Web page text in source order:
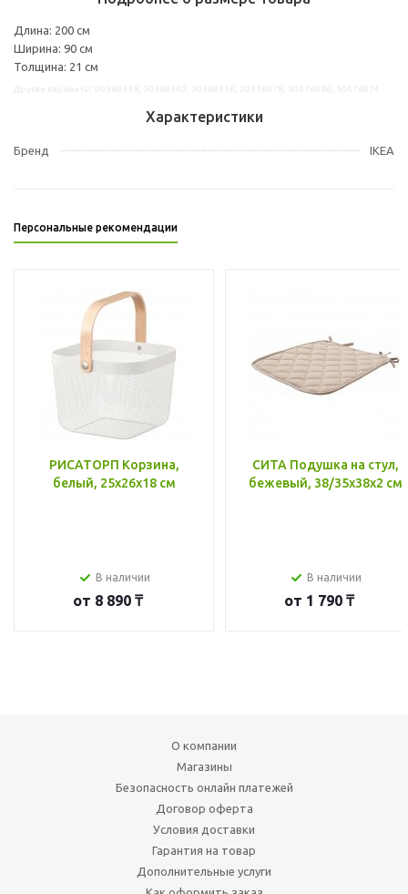
Длина: 200 см
Ширина: 90 см
Толщина: 21 см
Характеристики
Бренд IKEA
Персональные рекомендации
РИСАТОРП Корзина,
белый, 25x26x18 см
В наличии
от 8 890 ₸
СИТА Подушка на стул,
бежевый, 38/35x38x2 см
В наличии
от 1 790 ₸
О компании
Магазины
Безопасность онлайн платежей
Договор оферта
Условия доставки
Гарантия на товар
Дополнительные услуги